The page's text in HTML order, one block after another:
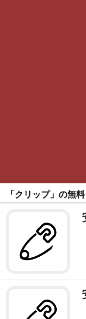
「クリップ」の無